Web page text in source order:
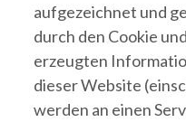
aufgezeichnet und
durch den Cookie
erzeugten
dieser Website
werden an einen